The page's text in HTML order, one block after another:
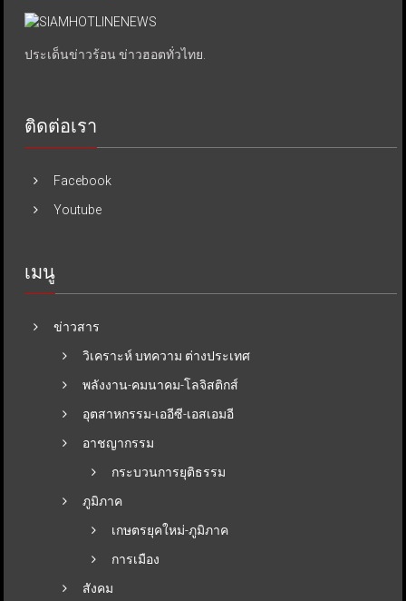
ประเด็นข่าวร้อน ข่าวฮอตทั่วไทย.
ติดต่อเรา
Facebook
Youtube
เมนู
ข่าวสาร
วิเคราะห์ บทความ ต่างประเทศ
พลังงาน-คมนาคม-โลจิสติกส์
อุตสาหกรรม-เออีซี-เอสเอมอี
อาชญากรรม
กระบวนการยุติธรรม
ภูมิภาค
เกษตรยุคใหม่-ภูมิภาค
การเมือง
สังคม